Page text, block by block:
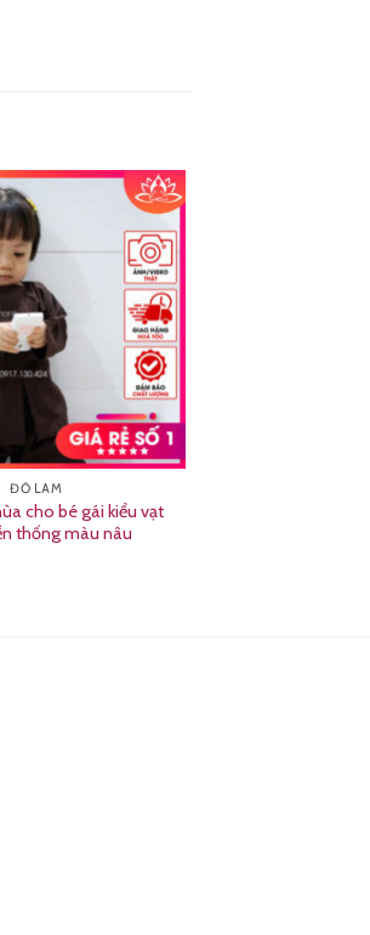
ĐỒ LAM
cho bé gái kiểu vạt
thống màu nâu